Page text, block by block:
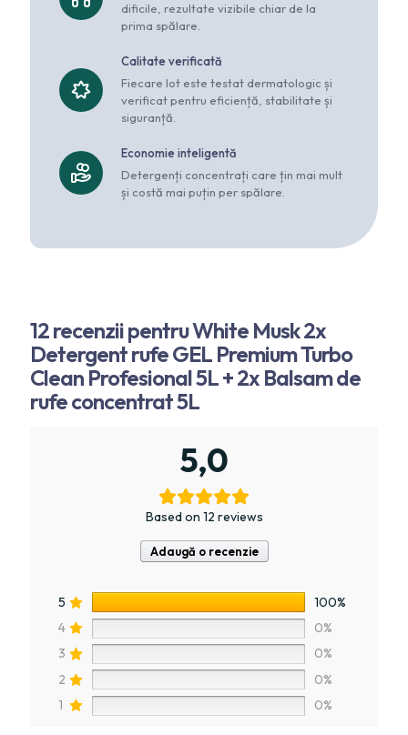
dificile, rezultate vizibile chiar de la
prima spălare.
Calitate verificată
Fiecare lot este testat dermatologic și
verificat pentru eficiență, stabilitate și
siguranță.
Economie inteligentă
Detergenți concentrați care țin mai mult
și costă mai puțin per spălare.
12 recenzii pentruWhite Musk 2x
Detergent rufe GEL Premium Turbo
Clean Profesional 5L + 2x Balsam de
rufe concentrat 5L
5,0
Based on 12 reviews
Adaugă o recenzie
5
100%
4
0%
3
0%
2
0%
1
0%